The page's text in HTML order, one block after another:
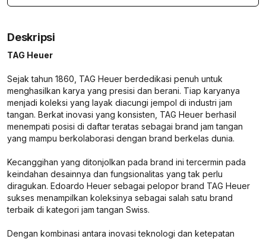
Deskripsi
TAG Heuer
Sejak tahun 1860, TAG Heuer berdedikasi penuh untuk
menghasilkan karya yang presisi dan berani. Tiap karyanya
menjadi koleksi yang layak diacungi jempol di industri jam
tangan. Berkat inovasi yang konsisten, TAG Heuer berhasil
menempati posisi di daftar teratas sebagai brand jam tangan
yang mampu berkolaborasi dengan brand berkelas dunia.
Kecanggihan yang ditonjolkan pada brand ini tercermin pada
keindahan desainnya dan fungsionalitas yang tak perlu
diragukan. Edoardo Heuer sebagai pelopor brand TAG Heuer
sukses menampilkan koleksinya sebagai salah satu brand
terbaik di kategori jam tangan Swiss.
Dengan kombinasi antara inovasi teknologi dan ketepatan